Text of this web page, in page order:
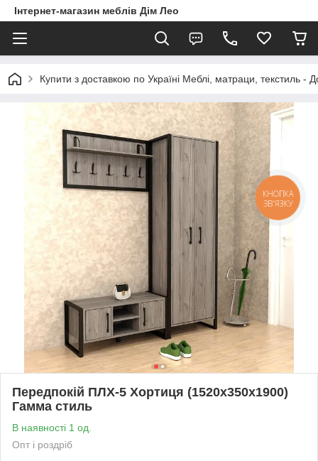
Інтернет-магазин меблів Дім Лео
Купити з доставкою по Україні Меблі, матраци, текстиль -
Передпокій ПЛХ-5 Хортиця (1520x350x1900)
Гамма стиль
В наявності 1 од.
Опт і роздріб
КНОПКА
ЗВ'ЯЗКУ